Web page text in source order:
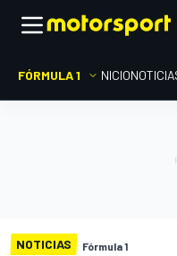
FÓRMULA 1 INICIO
NOTICIAS Fórmula 1